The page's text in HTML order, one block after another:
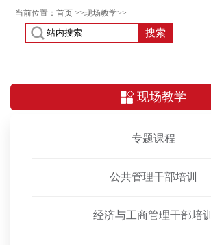
当前位置： 首页 >>现场教学>>
搜索
现场教学
专题课程
公共管理干部培训
经济与工商管理干部培训